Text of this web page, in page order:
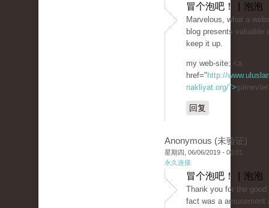
冒个泡吧！ | 泡泡
Marvelous, what a
blog presents valuable
keep it up.
my web-site; <a
href=" http://
nakliyat.org/">
回复
Anonymous (未验证)
星期四, 06/06/2019 - 00:01
永久连接
冒个泡吧！ | 泡泡
Thank you for the
fact was a amusement